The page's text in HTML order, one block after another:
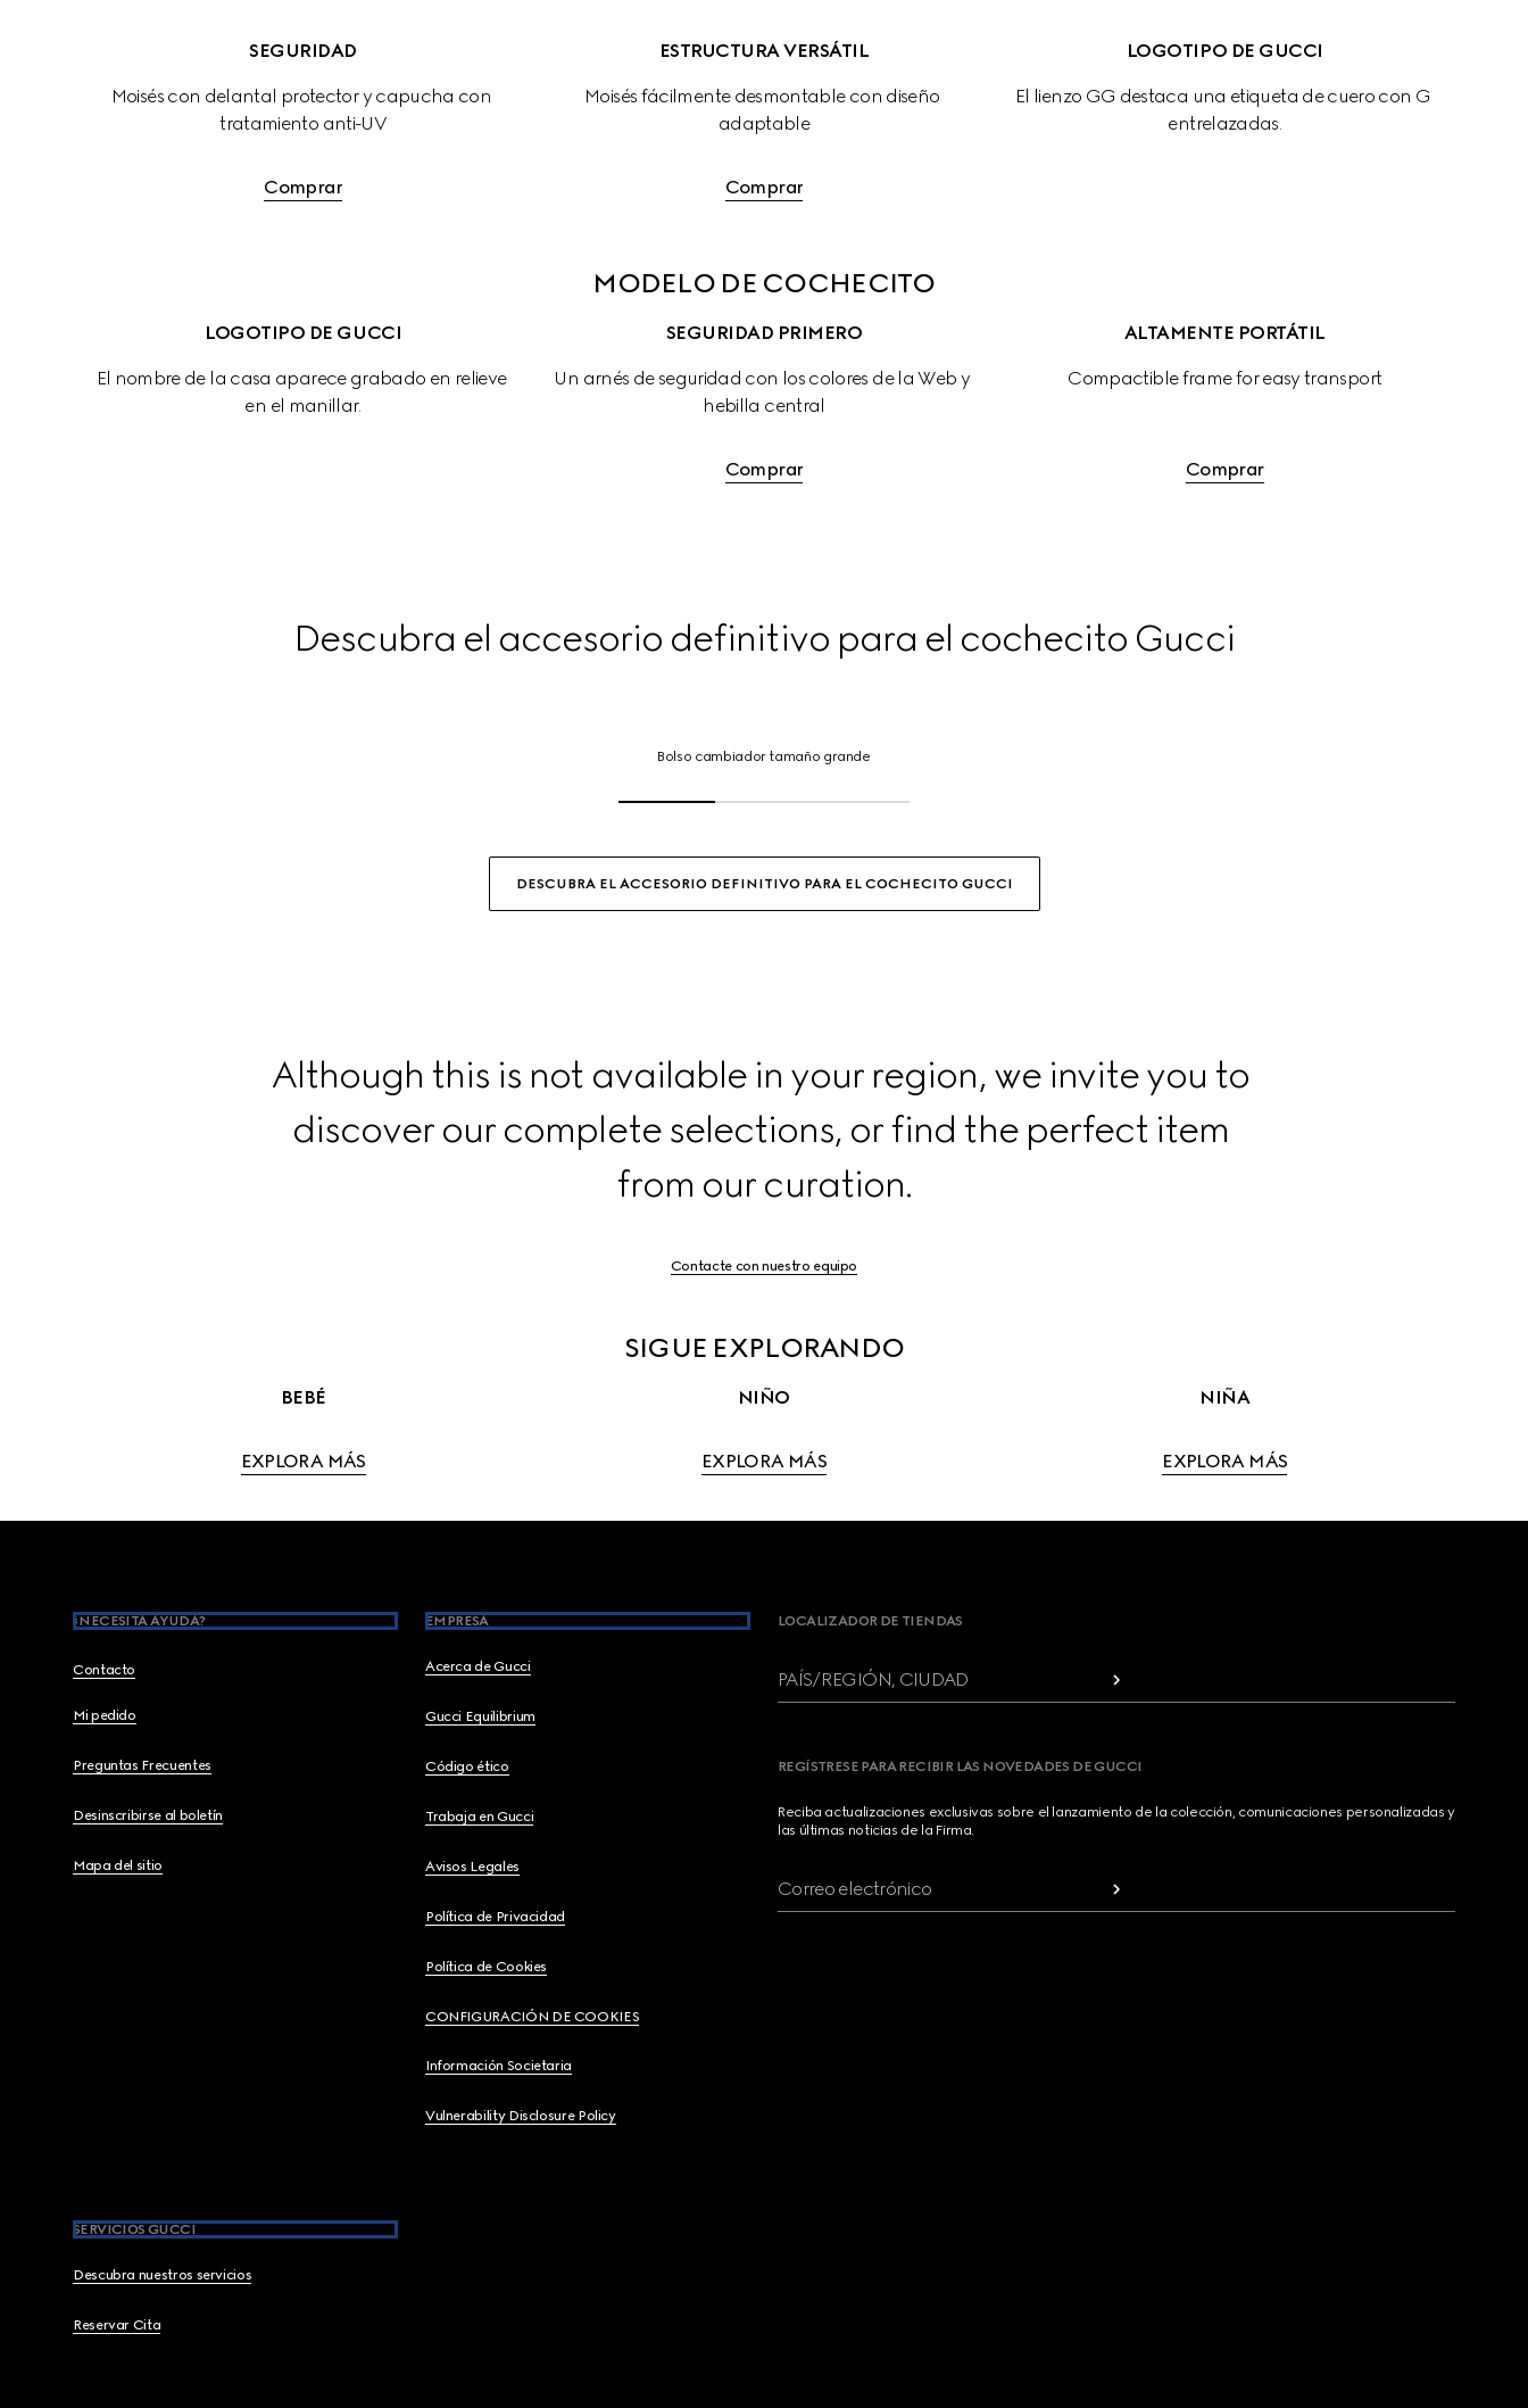
SEGURIDAD
Moisés con delantal protector y capucha con
tratamiento anti-UV
Comprar
ESTRUCTURA VERSÁTIL
Moisés fácilmente desmontable con diseño
adaptable
Comprar
LOGOTIPO DE GUCCI
El lienzo GG destaca una etiqueta de cuero con G
entrelazadas.
MODELO DE COCHECITO
LOGOTIPO DE GUCCI
El nombre de la casa aparece grabado en relieve
en el manillar.
SEGURIDAD PRIMERO
Un arnés de seguridad con los colores de la Web y
hebilla central
Comprar
ALTAMENTE PORTÁTIL
Compactible frame for easy transport
Comprar
Descubra el accesorio definitivo para el cochecito Gucci
Haga
para
obtener
Bolso cambiador tamaño grande
DESCUBRA EL ACCESORIO DEFINITIVO PARA EL COCHECITO GUCCI
Although this is not available in your region, we invite you to
discover our complete selections, or find the perfect item
from our curation.
Contacte con nuestro equipo
SIGUE EXPLORANDO
BEBÉ
EXPLORA MÁS
NIÑO
EXPLORA MÁS
NIÑA
EXPLORA MÁS
¿NECESITA AYUDA?
Contacto
Mi pedido
Preguntas Frecuentes
Desinscribirse al boletín
Mapa del sitio
EMPRESA
Acerca de Gucci
Gucci Equilibrium
Código ético
Trabaja en Gucci
Avisos Legales
Política de Privacidad
Política de Cookies
CONFIGURACIÓN DE COOKIES
Información Societaria
Vulnerability Disclosure Policy
SERVICIOS GUCCI
Descubra nuestros servicios
Reservar Cita
LOCALIZADOR DE TIENDAS
PAÍS/REGIÓN, CIUDAD
REGÍSTRESE PARA RECIBIR LAS NOVEDADES DE GUCCI
Reciba actualizaciones exclusivas sobre el lanzamiento de la colección, comunicaciones personalizadas y
las últimas noticias de la Firma.
Correo electrónico